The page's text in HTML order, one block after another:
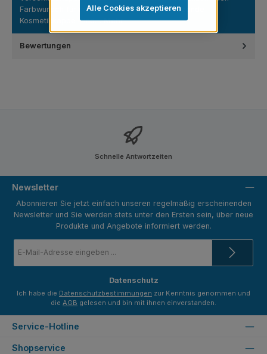
Farbwunsch für markenstarke Linien 🎨 Glänzende
Kosmetikkappe – ind…Mehr
Bewertungen
Schnelle Antwortzeiten
Newsletter
Abonnieren Sie jetzt einfach unseren regelmäßig erscheinenden
Newsletter und Sie werden stets unter den Ersten sein, über neue
Produkte und Angebote informiert werden.
Mail-
Datenschutz
Ich habe die Datenschutzbestimmungen zur Kenntnis genommen und
die AGB gelesen und bin mit ihnen einverstanden.
Service-Hotline
Shopservice
Alle Cookies akzeptieren